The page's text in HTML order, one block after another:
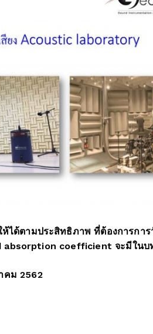
ได้ตามประสิทธิภาพ ที่ต้องการก
absorption coefficient จะมีในบ
2562